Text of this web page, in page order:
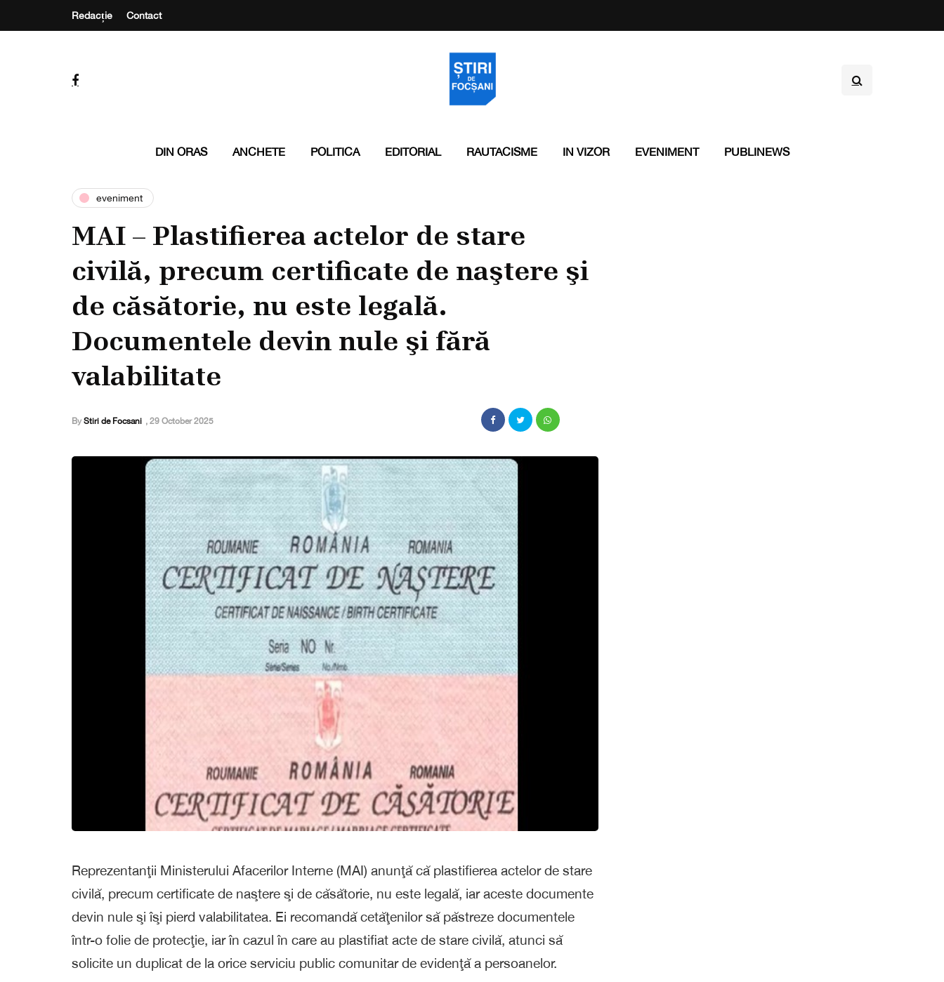
Redacție Contact
DIN ORAS ANCHETE POLITICA EDITORIAL RAUTACISME IN VIZOR EVENIMENT PUBLINEWS
eveniment
MAI – Plastifierea actelor de stare
civilă, precum certificate de naştere şi
de căsătorie, nu este legală.
Documentele devin nule şi fără
valabilitate
By Stiri de Focsani , 29 October 2025
Reprezentanţii Ministerului Afacerilor Interne (MAI) anunţă că plastifierea actelor de stare
civilă, precum certificate de naştere şi de căsătorie, nu este legală, iar aceste documente
devin nule şi îşi pierd valabilitatea. Ei recomandă cetăţenilor să păstreze documentele
într-o folie de protecţie, iar în cazul în care au plastifiat acte de stare civilă, atunci să
solicite un duplicat de la orice serviciu public comunitar de evidenţă a persoanelor.